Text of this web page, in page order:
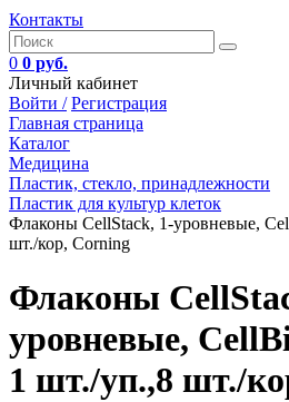
Контакты
0 0 руб.
Личный кабинет
Войти / Регистрация
Главная страница
Каталог
Медицина
Пластик, стекло, принадлежности
Пластик для культур клеток
Флаконы CellStack, 1-уровневые,
шт./кор, Corning
Флаконы
уровневые,
1 шт./уп.,8 шт./